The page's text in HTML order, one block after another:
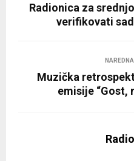
Radionica za
verifikovati
Muzička
emisije “Gost,